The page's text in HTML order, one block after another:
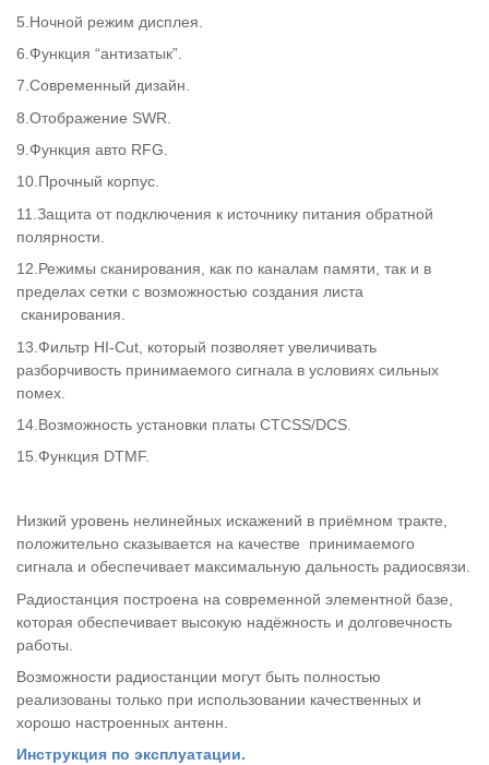
5.Ночной режим дисплея.
6.Функция “антизатык”.
7.Современный дизайн.
8.Отображение SWR.
9.Функция авто RFG.
10.Прочный корпус.
11.Защита от подключения к источнику питания обратной
полярности.
12.Режимы сканирования, как по каналам памяти, так и в
пределах сетки с возможностью создания листа
сканирования.
13.Фильтр HI-Cut, который позволяет увеличивать
разборчивость принимаемого сигнала в условиях сильных
помех.
14.Возможность установки платы CTCSS/DCS.
15.Функция DTMF.
Низкий уровень нелинейных искажений в приёмном тракте,
положительно сказывается на качестве принимаемого
сигнала и обеспечивает максимальную дальность радиосвязи.
Радиостанция построена на современной элементной базе,
которая обеспечивает высокую надёжность и долговечность
работы.
Возможности радиостанции могут быть полностью
реализованы только при использовании качественных и
хорошо настроенных антенн.
Инструкция по эксплуатации.